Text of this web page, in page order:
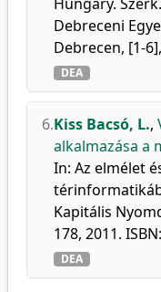
Debreceni
Debrecen, [1-
DEA
6.Kiss Bacsó, L.,
alkalmazása a
In: Az elmélet
Kapitális
178, 2011.
DEA